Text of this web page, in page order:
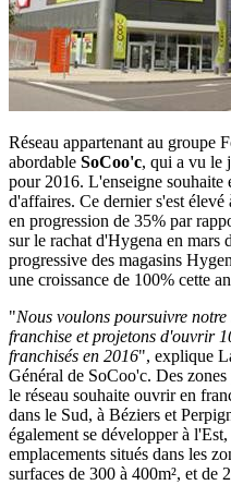
Réseau appartenant au groupe
abordable SoCoo'c, qui a vu le
pour 2016. L'enseigne
d'affaires. Ce dernier s'est
en progression de 35% par
sur le rachat d'Hygena en mars
progressive des magasins
une croissance de 100% cette
"Nous voulons poursuivre
franchise et projetons d'ouvrir
franchisés en 2016", explique
Général de SoCoo'c. Des
le réseau souhaite ouvrir en
dans le Sud, à Béziers et
également se développer à
emplacements situés dans les
surfaces de 300 à 400m², et de